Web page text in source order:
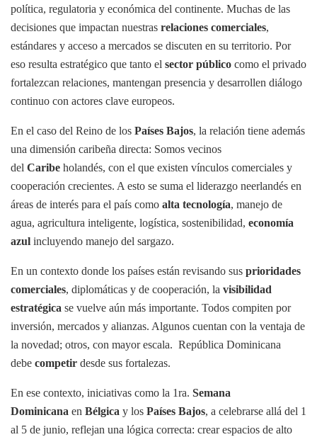
política, regulatoria y económica del continente. Muchas de las
decisiones que impactan nuestras relaciones comerciales,
estándares y acceso a mercados se discuten en su territorio. Por
eso resulta estratégico que tanto el sector público como el privado
fortalezcan relaciones, mantengan presencia y desarrollen diálogo
continuo con actores clave europeos.
En el caso del Reino de los Países Bajos, la relación tiene además
una dimensión caribeña directa: Somos vecinos
del Caribe holandés, con el que existen vínculos comerciales y
cooperación crecientes. A esto se suma el liderazgo neerlandés en
áreas de interés para el país como alta tecnología, manejo de
agua, agricultura inteligente, logística, sostenibilidad, economía
azul incluyendo manejo del sargazo.
En un contexto donde los países están revisando sus prioridades
comerciales, diplomáticas y de cooperación, la visibilidad
estratégica se vuelve aún más importante. Todos compiten por
inversión, mercados y alianzas. Algunos cuentan con la ventaja de
la novedad; otros, con mayor escala. República Dominicana
debe competir desde sus fortalezas.
En ese contexto, iniciativas como la 1ra. Semana
Dominicana en Bélgica y los Países Bajos, a celebrarse allá del 1
al 5 de junio, reflejan una lógica correcta: crear espacios de alto